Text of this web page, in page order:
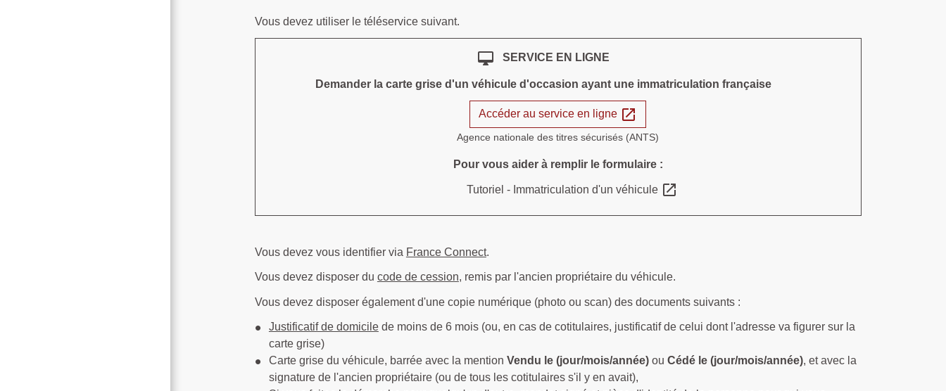
Vous devez utiliser le téléservice suivant.
desktop_mac SERVICE EN LIGNE
Demander la carte grise d'un véhicule d'occasion ayant une immatriculation française
Accéder au service en ligne open_in_new
Agence nationale des titres sécurisés (ANTS)
Pour vous aider à remplir le formulaire :
Tutoriel - Immatriculation d'un véhicule open_in_new
Vous devez vous identifier via France Connect.
Vous devez disposer du code de cession, remis par l'ancien propriétaire du véhicule.
Vous devez disposer également d'une copie numérique (photo ou scan) des documents suivants :
Justificatif de domicilede moins de 6 mois (ou, en cas de cotitulaires, justificatif de celui dont l'adresse va figurer sur la
carte grise)
Carte grise du véhicule, barrée avec la mention Vendu le (jour/mois/année)ou Cédé le (jour/mois/année), et avec la
signature de l'ancien propriétaire (ou de tous les cotitulaires s'il y en avait),